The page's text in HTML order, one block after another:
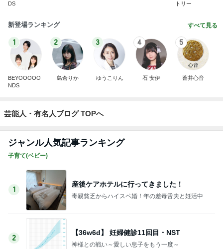
DS
トリー
新登場ランキング すべて見る
1
BEYOOOOO
NDS
2
島倉りか
3
ゆうこりん
4
石 安伊
5
蒼井心音
芸能人・有名人ブログ TOPへ
ジャンル人気記事ランキング
子育て(ベビー)
1
産後ケアホテルに行ってきました！
毒親貧乏からハイスペ婚！年の差毒舌夫と妊活中
2
【36w6d】 妊婦健診11回目・NST
神様との戦い～愛しい息子をもう一度～